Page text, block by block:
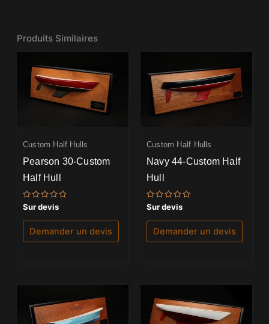
Produits Similaires
Custom Half Hulls
Pearson 30-Custom
Half Hull
Note
0
sur
Sur devis
Demander un devis
Custom Half Hulls
Navy 44-Custom Half
Hull
Note
0
sur
Sur devis
Demander un devis